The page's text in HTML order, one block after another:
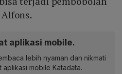
aplikasi mobile.
lebih nyaman dan nikmati
mobile Katadata.